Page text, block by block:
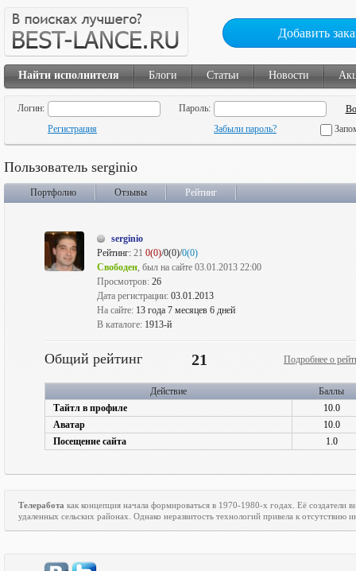
Добавить
Найти исполнителя Блоги Статьи Новости
Логин:
Пароль:
Регистрация
Забыли пароль?
Пользователь serginio
Портфолио Отзывы Рейтинг
serginio
Рейтинг: 21 0(0)/0(0)/0(0)
Свободен, был на сайте 03.01.2013 22:00
Просмотров: 26
Дата регистрации: 03.01.2013
На сайте: 13 года 7 месяцев 6 дней
В каталоге: 1913-й
Общий рейтинг 21 Подробнее о
Действие
Баллы
Тайтл в профиле
10.0
Аватар
10.0
Посещение сайта
1.0
Телеработа как концепция начала формироваться в 1970-1980-х годах. Её
удаленных сельских районах. Однако неразвитость технологий привела к отсутствию